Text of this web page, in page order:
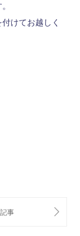
けてお越しく